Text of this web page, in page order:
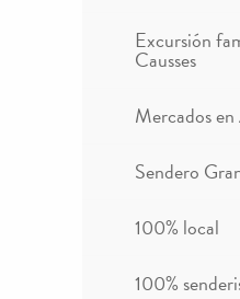
Excursión
Causses
Mercados
Sendero
100% local
100%
EN LOS
DE MILLAU
y salvajes, se
de cañones o
la emoción?¡Opta por